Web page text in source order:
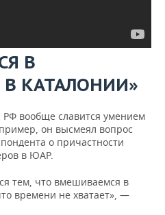
В
КАТАЛОНИИ»
вообще славится умением
он высмеял вопрос
о причастности
в ЮАР.
тем, что вмешиваемся в
времени не хватает», —